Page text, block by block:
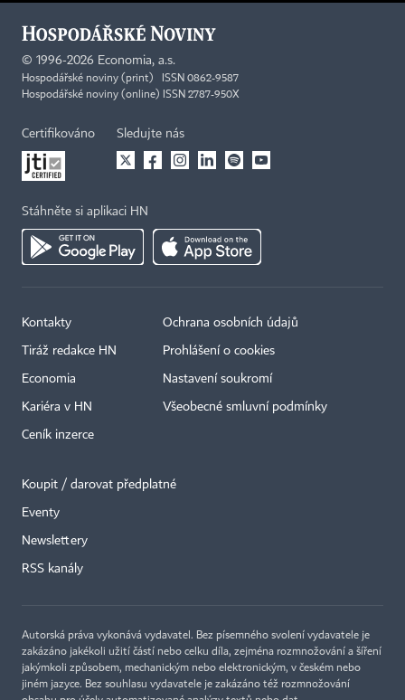
© 1996-2026 Economia, a.s.
Hospodářské noviny (print) ISSN 0862-9587
Hospodářské noviny (online) ISSN 2787-950X
Certifikováno Sledujte nás
Stáhněte si aplikaci HN
Kontakty
Tiráž redakce HN
Economia
Kariéra v HN
Ceník inzerce
Ochrana osobních údajů
Prohlášení o cookies
Nastavení soukromí
Všeobecné smluvní podmínky
Koupit / darovat předplatné
Eventy
Newslettery
RSS kanály
Autorská práva vykonává vydavatel. Bez písemného svolení vydavatele je
zakázáno jakékoli užití částí nebo celku díla, zejména rozmnožování a šíření
jakýmkoli způsobem, mechanickým nebo elektronickým, v českém nebo
jiném jazyce. Bez souhlasu vydavatele je zakázáno též rozmnožování